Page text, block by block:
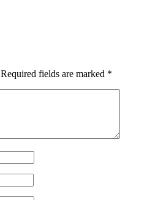
Required fields are marked *